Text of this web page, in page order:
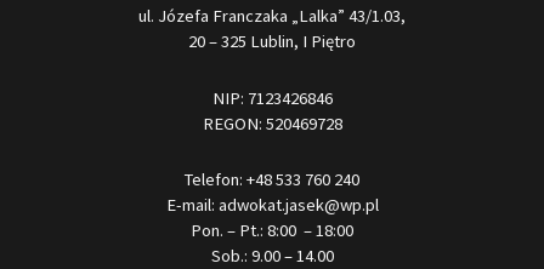
ul. Józefa Franczaka „Lalka” 43/1.03,
20 – 325 Lublin, I Piętro
NIP: 7123426846
REGON: 520469728
Telefon: +48 533 760 240
E-mail: adwokat.jasek@wp.pl
Pon. – Pt.: 8:00 – 18:00
Sob.: 9.00 – 14.00